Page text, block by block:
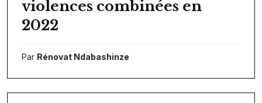
violences combinées en
2022
Par Rénovat Ndabashinze